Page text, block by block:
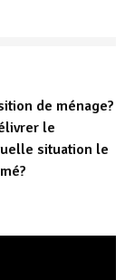
de ménage?
le
situation le